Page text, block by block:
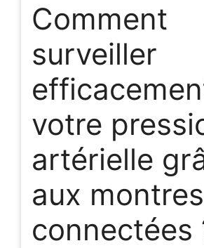
Comment
surveiller
votre
artérielle
aux montres
connectées